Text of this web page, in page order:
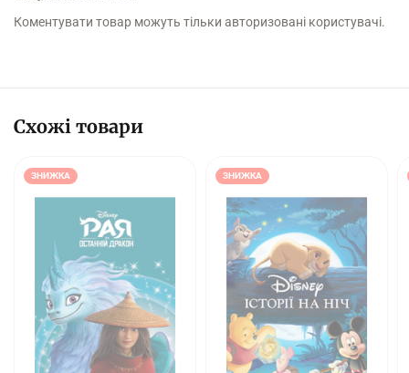
Коментувати товар можуть тільки авторизовані користувачі.
Схожі товари
ЗНИЖКА ЗНИЖКА